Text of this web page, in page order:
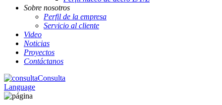
Sobre nosotros
Perfil de la empresa
Servicio al cliente
Video
Noticias
Proyectos
Contáctanos
Consulta
Language